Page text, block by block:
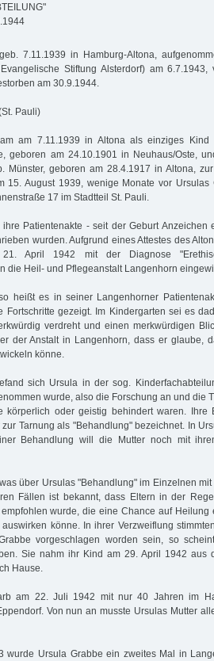
geb. 7.11.1939 in Hamburg-Altona,
Stiftung Alsterdorf) am
am 30.9.1944.
Pauli)
am 7.11.1939 in Altona als einziges Kind
geboren am 24.10.1901 in Neuhaus/Oste,
Münster, geboren am 28.4.1917 in Altona,
15. August 1939, wenige Monate vor Ursulas
17 im Stadtteil St. Pauli.
Patientenakte - seit der Geburt Anzeichen
wurden. Aufgrund eines Attestes des
April 1942 mit der Diagnose
die Heil- und Pflegeanstalt Langenhorn
heißt es in seiner Langenhorner
Fortschritte gezeigt. Im Kindergarten sei es
verdreht und einen merkwürdigen
der Anstalt in Langenhorn, dass er glaube,
könne.
sich Ursula in der sog.
wurde, also die Forschung an und die
körperlich oder geistig behindert waren. Ihre
Tarnung als "Behandlung" bezeichnet. In
Behandlung will die Mutter noch mit
über Ursulas "Behandlung" im Einzelnen
Fällen ist bekannt, dass Eltern in der
wurde, die eine Chance auf Heilung
auswirken könne. In ihrer Verzweiflung
vorgeschlagen worden sein, so
Sie nahm ihr Kind am 29. April 1942 aus
Hause.
am 22. Juli 1942 mit nur 40 Jahren im
Von nun an musste Ursulas Mutter
wurde Ursula Grabbe ein zweites Mal in